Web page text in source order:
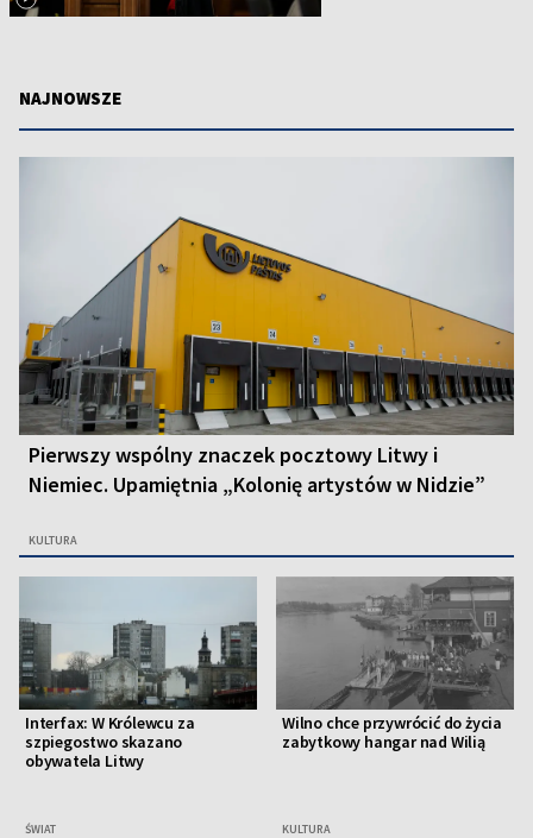
NAJNOWSZE
Pierwszy wspólny znaczek pocztowy Litwy i
Niemiec. Upamiętnia „Kolonię artystów w Nidzie”
KULTURA
Interfax: W Królewcu za
szpiegostwo skazano
obywatela Litwy
ŚWIAT
Wilno chce przywrócić do życia
zabytkowy hangar nad Wilią
KULTURA